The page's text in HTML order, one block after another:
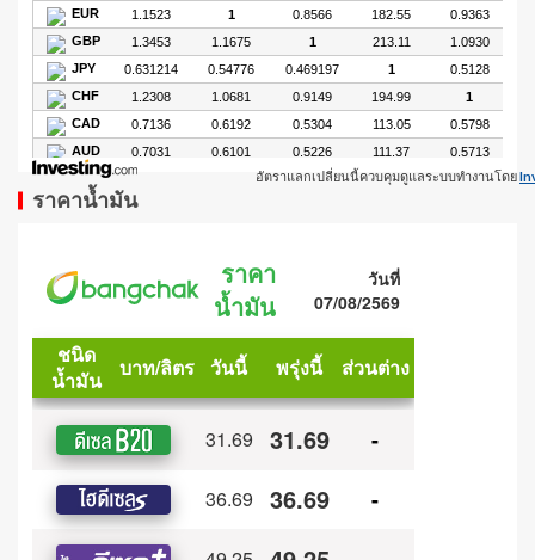
อัตราแลกเปลี่ยนนี้ควบคุมดูแลระบบทำงานโดย
ราคาน้ำมัน